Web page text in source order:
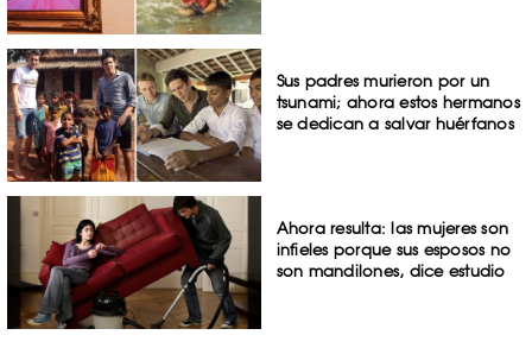
Sus padres murieron por un
tsunami; ahora estos hermanos
se dedican a salvar huérfanos
Ahora resulta: las mujeres son
infieles porque sus esposos no
son mandilones, dice estudio